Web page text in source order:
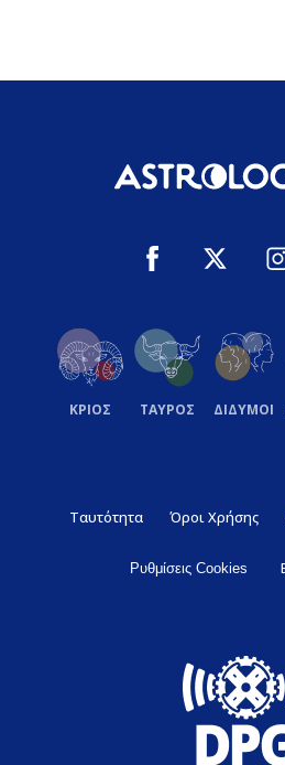
ΚΡΙΟΣ ΤΑΥΡΟΣ ΔΙΔΥΜΟΙ
Ταυτότητα Όροι Χρήσης
Ρυθμίσεις Cookies